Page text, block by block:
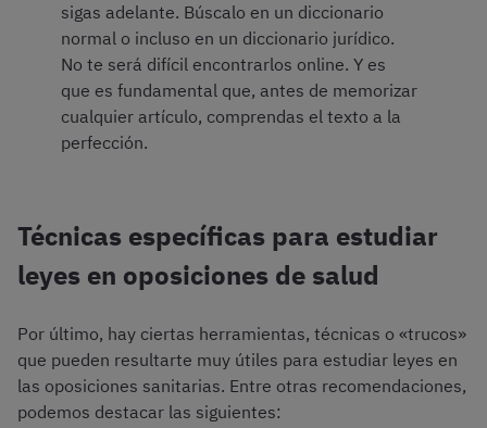
sigas adelante. Búscalo en un diccionario
normal o incluso en un diccionario jurídico.
No te será difícil encontrarlos online. Y es
que es fundamental que, antes de memorizar
cualquier artículo, comprendas el texto a la
perfección.
Técnicas específicas para estudiar
leyes en oposiciones de salud
Por último, hay ciertas herramientas, técnicas o «trucos»
que pueden resultarte muy útiles para estudiar leyes en
las oposiciones sanitarias. Entre otras recomendaciones,
podemos destacar las siguientes: